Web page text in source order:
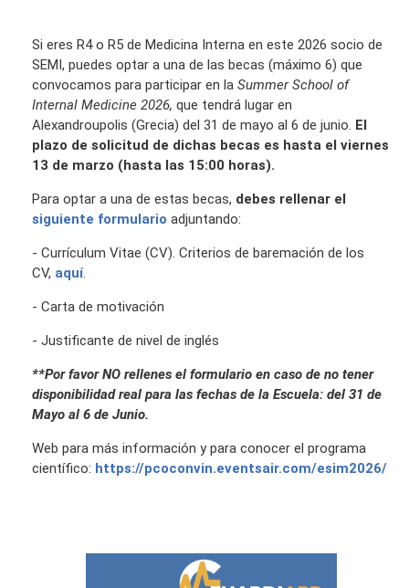
Si eres R4 o R5 de Medicina Interna en este 2026 socio de
SEMI, puedes optar a una de las becas (máximo 6) que
convocamos para participar en la Summer School of
Internal Medicine 2026, que tendrá lugar en
Alexandroupolis (Grecia) del 31 de mayo al 6 de junio. El
plazo de solicitud de dichas becas es hasta el viernes
13 de marzo (hasta las 15:00 horas).
Para optar a una de estas becas, debes rellenar el
siguiente formulario adjuntando:
- Currículum Vitae (CV). Criterios de baremación de los
CV, aquí.
- Carta de motivación
- Justificante de nivel de inglés
**Por favor NO rellenes el formulario en caso de no tener
disponibilidad real para las fechas de la Escuela: del 31 de
Mayo al 6 de Junio.
Web para más información y para conocer el programa
científico: https://pcoconvin.eventsair.com/esim2026/